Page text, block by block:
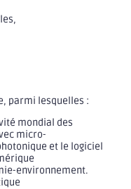
parmi lesquelles :
mondial des
micro-
et le logiciel
environnement.